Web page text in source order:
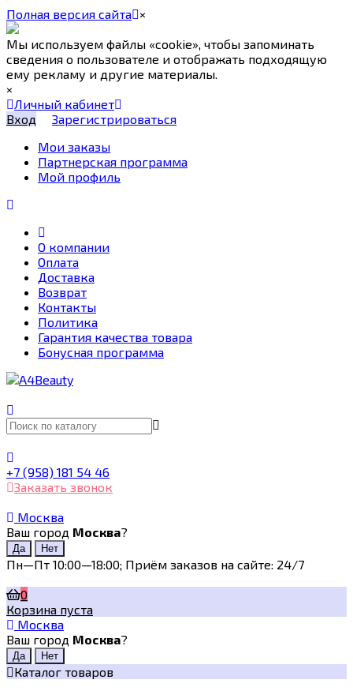
Полная версия сайта ×
Мы используем файлы «cookie», чтобы запоминать
сведения о пользователе и отображать подходящую
ему рекламу и другие материалы.
×
Личный кабинет
Вход
Зарегистрироваться
Мои заказы
Партнерская программа
Мой профиль
О компании
Оплата
Доставка
Возврат
Контакты
Политика
Гарантия качества товара
Бонусная программа
+7 (958) 181 54 46
Заказать звонок
Москва
Ваш город Москва?
Пн—Пт 10:00—18:00; Приём заказов на сайте: 24/7
0
Корзина пуста
Москва
Ваш город Москва?
Каталог товаров